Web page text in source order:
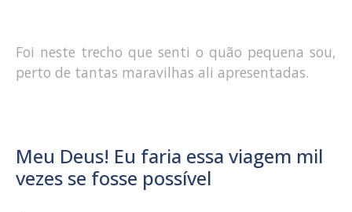
Foi neste trecho que senti o quão pequena sou,
perto de tantas maravilhas ali apresentadas.
Meu Deus! Eu faria essa viagem mil
vezes se fosse possível